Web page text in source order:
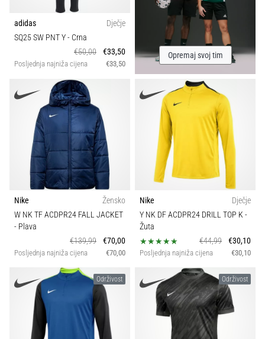
adidas
Dječje
SQ25 SW PNT Y- Crna
€50,00
€33,50
Posljednja najniža cijena €33,50
Opremaj svoj tim
Nike
Žensko
W NK TF ACDPR24 FALL JACKET
- Plava
€139,99
€70,00
Posljednja najniža cijena €70,00
Nike
Dječje
Y NK DF ACDPR24 DRILL TOP K-
Žuta
€44,99
€30,10
Posljednja najniža cijena €30,10
Održivost Održivost